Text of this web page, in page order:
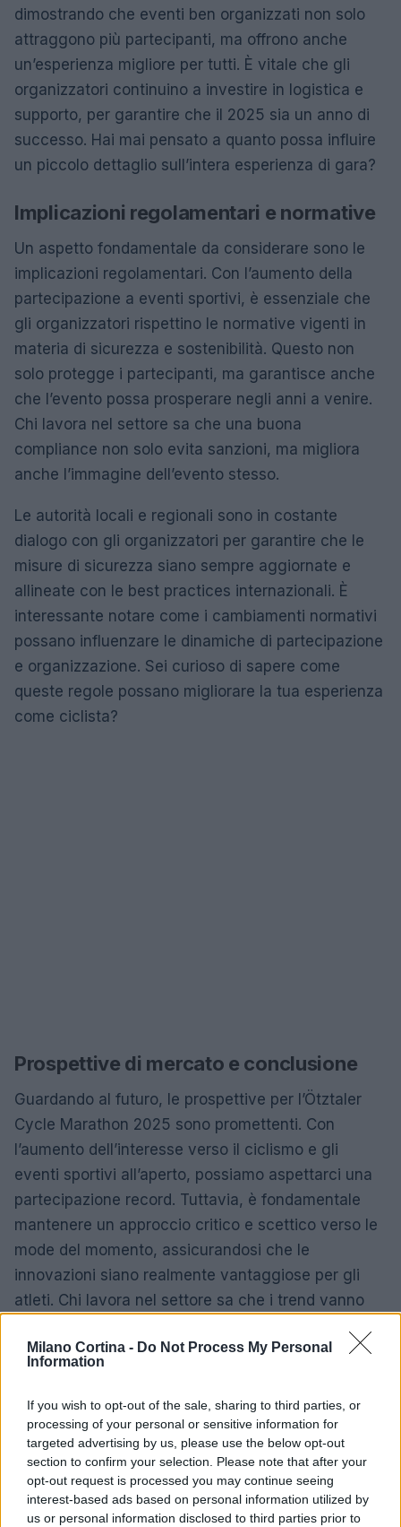
Milano Cortina - Do Not Process My Personal
Information
If you wish to opt-out of the sale, sharing to third parties, or
processing of your personal or sensitive information for
targeted advertising by us, please use the below opt-out
section to confirm your selection. Please note that after your
opt-out request is processed you may continue seeing
interest-based ads based on personal information utilized by
us or personal information disclosed to third parties prior to
dimostrando che eventi ben organizzati non solo
attraggono più partecipanti, ma offrono anche
un’esperienza migliore per tutti. È vitale che gli
organizzatori continuino a investire in logistica e
supporto, per garantire che il 2025 sia un anno di
successo. Hai mai pensato a quanto possa influire
un piccolo dettaglio sull’intera esperienza di gara?
Implicazioni regolamentari e normative
Un aspetto fondamentale da considerare sono le
implicazioni regolamentari. Con l’aumento della
partecipazione a eventi sportivi, è essenziale che
gli organizzatori rispettino le normative vigenti in
materia di sicurezza e sostenibilità. Questo non
solo protegge i partecipanti, ma garantisce anche
che l’evento possa prosperare negli anni a venire.
Chi lavora nel settore sa che una buona
compliance non solo evita sanzioni, ma migliora
anche l’immagine dell’evento stesso.
Le autorità locali e regionali sono in costante
dialogo con gli organizzatori per garantire che le
misure di sicurezza siano sempre aggiornate e
allineate con le best practices internazionali. È
interessante notare come i cambiamenti normativi
possano influenzare le dinamiche di partecipazione
e organizzazione. Sei curioso di sapere come
queste regole possano migliorare la tua esperienza
come ciclista?
Prospettive di mercato e conclusione
Guardando al futuro, le prospettive per l’Ötztaler
Cycle Marathon 2025 sono promettenti. Con
l’aumento dell’interesse verso il ciclismo e gli
eventi sportivi all’aperto, possiamo aspettarci una
partecipazione record. Tuttavia, è fondamentale
mantenere un approccio critico e scettico verso le
mode del momento, assicurandosi che le
innovazioni siano realmente vantaggiose per gli
atleti. Chi lavora nel settore sa che i trend vanno
alle reali esigenze degli sportivi.
chiave per affrontare al meglio l’Ötztaler Cycle
Marathon 2025. Le sfide non mancheranno, ma
con la giusta preparazione e attenzione ai dettagli,
ogni ciclista potrà vivere questa esperienza con
serenità e determinazione. Sei pronto a pedalare